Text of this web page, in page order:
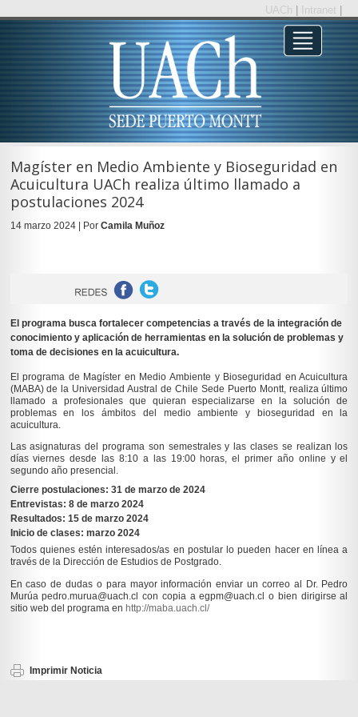
UACh Intranet
Magíster en Medio Ambiente y Bioseguridad en
Acuicultura UACh realiza último llamado a
postulaciones 2024
14 marzo 2024 | Por Camila Muñoz
El programa busca fortalecer competencias a través de la integración de
conocimiento y aplicación de herramientas en la solución de problemas y
toma de decisiones en la acuicultura.
El programa de Magíster en Medio Ambiente y Bioseguridad en Acuicultura
(MABA) de la Universidad Austral de Chile Sede Puerto Montt, realiza último
llamado a profesionales que quieran especializarse en la solución de
problemas en los ámbitos del medio ambiente y bioseguridad en la
acuicultura.
Las asignaturas del programa son semestrales y las clases se realizan los
días viernes desde las 8:10 a las 19:00 horas, el primer año online y el
segundo año presencial.
Cierre postulaciones: 31 de marzo de 2024
Entrevistas: 8 de marzo 2024
Resultados: 15 de marzo 2024
Inicio de clases: marzo 2024
Todos quienes estén interesados/as en postular lo pueden hacer en línea a
través de la Dirección de Estudios de Postgrado.
En caso de dudas o para mayor información enviar un correo al Dr. Pedro
Murúa pedro.murua@uach.cl con copia a egpm@uach.cl o bien dirigirse al
sitio web del programa en http://maba.uach.cl/
Imprimir Noticia